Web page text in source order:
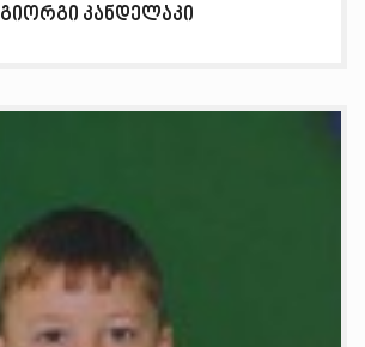
გიორგი კანდელაკი